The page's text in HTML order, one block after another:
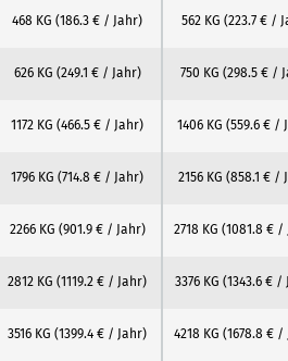
468 KG (186.3 € / Jahr) 562 KG (223.7 € /
626 KG (249.1 € / Jahr) 750 KG (298.5 € /
1172 KG (466.5 € / Jahr) 1406 KG (559.6 € /
1796 KG (714.8 € / Jahr) 2156 KG (858.1 € /
2266 KG (901.9 € / Jahr) 2718 KG (1081.8 € /
2812 KG (1119.2 € / Jahr) 3376 KG (1343.6 € /
3516 KG (1399.4 € / Jahr) 4218 KG (1678.8 € /